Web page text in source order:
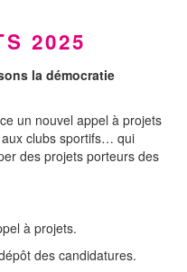
2025
la démocratie
un nouvel appel à projets
clubs sportifs… qui
des projets porteurs des
à projets.
des candidatures.